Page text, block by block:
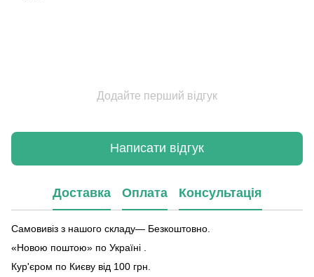
Додайте перший відгук
Написати відгук
Доставка Оплата Консультація
Самовивіз з нашого складу— Безкоштовно.
«Новою поштою» по Україні .
Кур'єром по Києву від 100 грн.